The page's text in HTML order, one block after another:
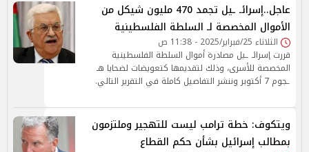
عاجل..إسرائـ ـيل تجمد 470 مليون شيكل من
الأموال المخصصة لـ السلطة الفلسطينية
الثلاثاء 25/فبراير/2025 - 11:38 ص
قررت إسرائـ ـيل مصادرة أموال السلطة الفلسطينية
المخصصة للأسرى، وذلك لتقديمها كتعويضات لضحايا هـ
ـجوم 7 أكتوبر وننشر التفاصيل كاملة في التقرير التالي.
ويتكوف: خطة ترامب ليست للتهجير وملتزمون
بمطالب إسرائيل بشأن حكم القطاع